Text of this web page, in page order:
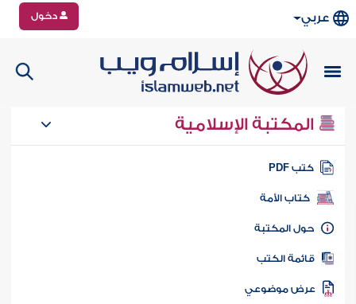
عربي دخول
المكتبة الإسلامية
كتب PDF
كتاب الأمة
المكتبة
الكتب